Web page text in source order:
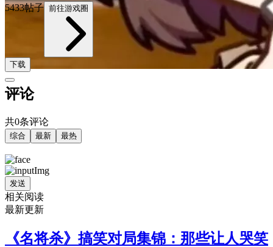
5433帖子 前往游戏圈
下载
评论
共0条评论
综合 最新 最热
发送
相关阅读
最新更新
《名将杀》搞笑对局集锦：那些让人哭笑